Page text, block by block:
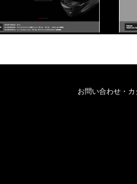
お問い合わせ・カ